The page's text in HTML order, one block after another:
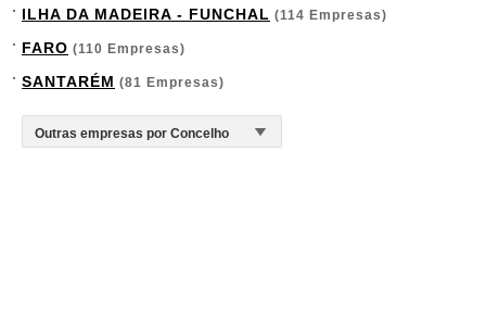
ILHA DA MADEIRA - FUNCHAL (114 Empresas)
FARO (110 Empresas)
SANTARÉM (81 Empresas)